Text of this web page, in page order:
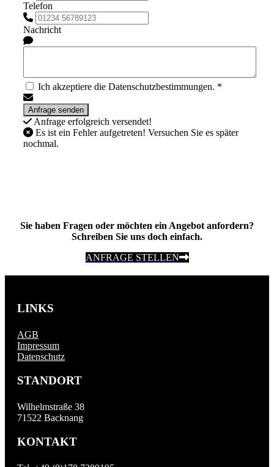
Telefon
Nachricht
Ich akzeptiere die Datenschutzbestimmungen. *
Anfrage erfolgreich versendet!
Es ist ein Fehler aufgetreten! Versuchen Sie es später
nochmal.
Sie haben Fragen oder möchten ein Angebot anfordern?
Schreiben Sie uns doch einfach.
ANFRAGE STELLEN
LINKS
AGB
Impressum
Datenschutz
STANDORT
Wilhelmstraße 38
71522 Backnang
KONTAKT